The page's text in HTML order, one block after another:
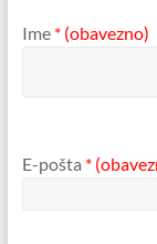
Ime * (obavezno)
E-pošta *